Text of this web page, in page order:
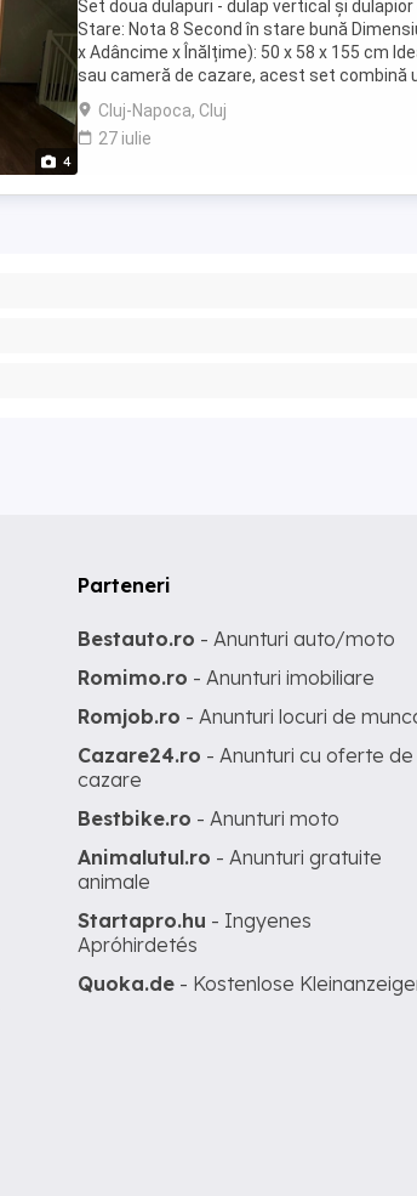
4
Set doua dulapuri - dulap vertical și dulapior
Stare: Nota 8 Second în stare bună
x Adâncime x Înălțime): 50 x 58 x 155 cm
sau cameră de cazare, acest set combină
un dulapior ...
Cluj-Napoca, Cluj
27 iulie
Parteneri
Bestauto.ro - Anunturi auto/moto
Romimo.ro - Anunturi imobiliare
Romjob.ro - Anunturi locuri de
Cazare24.ro - Anunturi cu oferte de
cazare
Bestbike.ro - Anunturi moto
Animalutul.ro - Anunturi gratuite
animale
Startapro.hu - Ingyenes
Apróhirdetés
Quoka.de - Kostenlose